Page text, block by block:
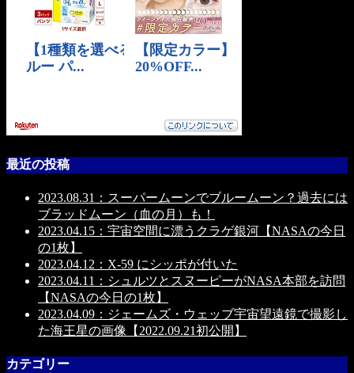
最近の投稿
2023.08.31：スーパームーンでブルームーン？過去には
ブラッドムーン（血の月）も！
2023.04.15：宇宙空間に漂うクラゲ銀河【NASAの今日
の1枚】
2023.04.12：X-59 にシッポが付いた
2023.04.11：シュルツとスヌーピーがNASA本部を訪問
【NASAの今日の1枚】
2023.04.09：ジェームズ・ウェッブ宇宙望遠鏡で撮影し
た海王星の画像【2022.09.21初公開】
カテゴリー